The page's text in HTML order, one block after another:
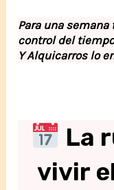
Para una
control del
Y Alquicarros lo
La
vivir